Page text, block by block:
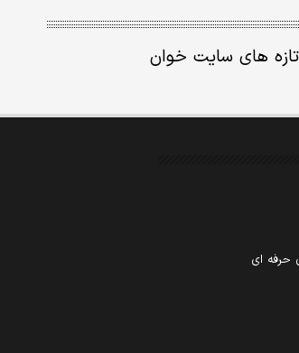
تازه های سایت خوان
حرفه ای